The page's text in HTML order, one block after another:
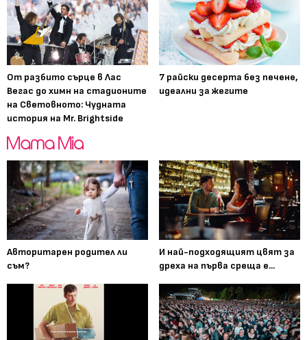
От разбито сърце в Лас
Вегас до химн на стадионите
на Световното: Чудната
история на Mr. Brightside
7 райски десерта без печене,
идеални за жегите
Авторитарен родител ли
съм?
И най-подходящият цвят за
дреха на първа среща е...